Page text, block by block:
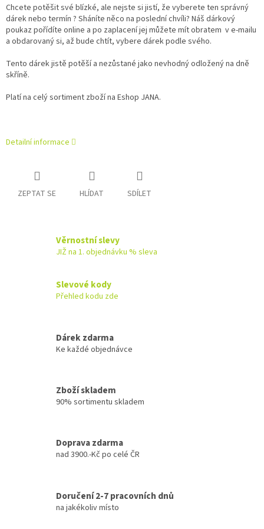
Chcete potěšit své blízké, ale nejste si jistí, že vyberete ten správný
dárek nebo termín ? Sháníte něco na poslední chvíli? Náš dárkový
poukaz pořídíte online a po zaplacení jej můžete mít obratem v e‑mailu
a obdarovaný si, až bude chtít, vybere dárek podle svého.
Tento dárek jistě potěší a nezůstané jako nevhodný odložený na dně
skříně.
Platí na celý sortiment zboží na Eshop JANA.
Detailní informace
ZEPTAT SE HLÍDAT SDÍLET
Věrnostní slevy
JIŽ na 1. objednávku % sleva
Slevové kody
Přehled kodu zde
Dárek zdarma
Ke každé objednávce
Zboží skladem
90% sortimentu skladem
Doprava zdarma
nad 3900.-Kč po celé ČR
Doručení 2-7 pracovních dnů
na jakékoliv místo